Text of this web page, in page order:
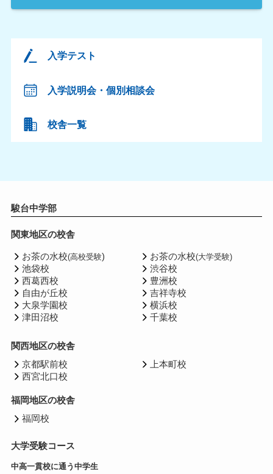
入学テスト
入学説明会・個別相談会
校舎一覧
駿台中学部
関東地区の校舎
お茶の水校(高校受験)
池袋校
西葛西校
自由が丘校
大泉学園校
津田沼校
お茶の水校(大学受験)
渋谷校
豊洲校
吉祥寺校
横浜校
千葉校
関西地区の校舎
京都駅前校
西宮北口校
上本町校
福岡地区の校舎
福岡校
大学受験コース
中高一貫校に通う中学生